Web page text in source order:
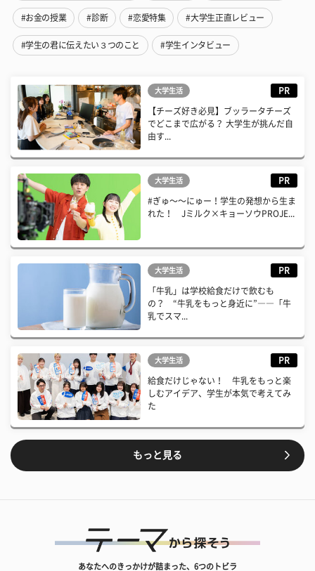
#お金の授業 #診断 #恋愛特集 #大学生正直レビュー
#学生の君に伝えたい３つのこと #学生インタビュー
大学生活 PR
【チーズ好き必見】ブッラータチーズ
でどこまで広がる？ 大学生が挑んだ自
由す...
大学生活 PR
#ぎゅ〜〜にゅー！学生の発想から生ま
れた！ Jミルク×キョーソウPROJE...
大学生活 PR
「牛乳」は学校給食だけで飲むも
の？ “牛乳をもっと身近に”――「牛
乳でスマ...
大学生活 PR
給食だけじゃない！ 牛乳をもっと楽
しむアイデア、学生が本気で考えてみ
た
もっと見る
あなたへのきっかけが詰まった、6つのトビラ